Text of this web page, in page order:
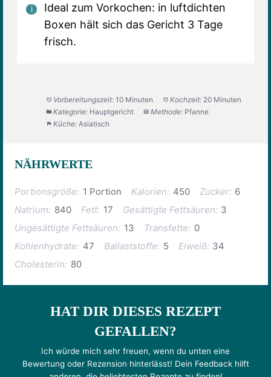
Ideal zum Vorkochen: in luftdichten
Boxen hält sich das Gericht 3 Tage
frisch.
Vorbereitungszeit: 10 Minuten Kochzeit: 20 Minuten
Kategorie: Hauptgericht Methode: Pfanne
Küche: Asiatisch
NÄHRWERTE
Portionsgröße: 1 Portion Kalorien: 450 Zucker: 6
Natrium: 840 Fett: 17 Gesättigte Fettsäuren: 3
Ungesättigte Fettsäuren: 13 Transfette: 0
Kohlenhydrate: 47 Ballaststoffe: 5 Eiweiß: 34
Cholesterin: 80
HAT DIR DIESES REZEPT
GEFALLEN?
Ich würde mich sehr freuen, wenn du unten eine
Bewertung oder Rezension hinterlässt! Dein Feedback hilft